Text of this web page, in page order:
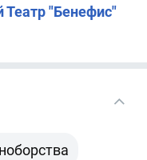
Театр "Бенефис"